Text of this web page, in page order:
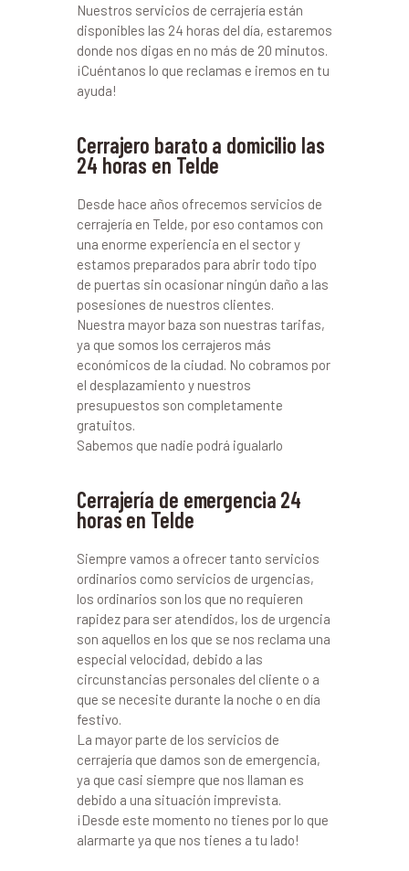
Nuestros servicios de cerrajería están
disponibles las 24 horas del día, estaremos
donde nos digas en no más de 20 minutos.
¡Cuéntanos lo que reclamas e iremos en tu
ayuda!
Cerrajero barato a domicilio las
24 horas en Telde
Desde hace años ofrecemos servicios de
cerrajería en Telde, por eso contamos con
una enorme experiencia en el sector y
estamos preparados para abrir todo tipo
de puertas sin ocasionar ningún daño a las
posesiones de nuestros clientes.
Nuestra mayor baza son nuestras tarifas,
ya que somos los cerrajeros más
económicos de la ciudad. No cobramos por
el desplazamiento y nuestros
presupuestos son completamente
gratuitos.
Sabemos que nadie podrá igualarlo
Cerrajería de emergencia 24
horas en Telde
Siempre vamos a ofrecer tanto servicios
ordinarios como servicios de urgencias,
los ordinarios son los que no requieren
rapidez para ser atendidos, los de urgencia
son aquellos en los que se nos reclama una
especial velocidad, debido a las
circunstancias personales del cliente o a
que se necesite durante la noche o en día
festivo.
La mayor parte de los servicios de
cerrajería que damos son de emergencia,
ya que casi siempre que nos llaman es
debido a una situación imprevista.
¡Desde este momento no tienes por lo que
alarmarte ya que nos tienes a tu lado!